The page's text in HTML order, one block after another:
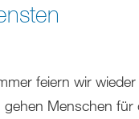
feiern wir wieder
gehen Menschen für